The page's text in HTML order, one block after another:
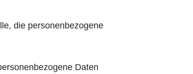
die personenbezogene
Daten